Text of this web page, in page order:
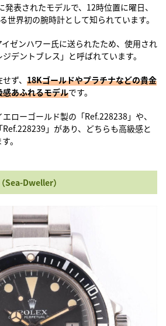
表されたモデルで、12時位置に曜日、
世界初の腕時計として知られています。
ゼンハワー氏に送られたため、使用され
デントブレス」と呼ばれています。
ず、 18Kゴールドやプラチナなどの貴金
あふれるモデルです。
ローゴールド製の「Ref.228238」や、
」があり、どちらも高級感と
。
Sea-Dweller）